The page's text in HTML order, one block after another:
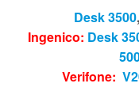
Desk 3500,
Ingenico: Desk
Verifone: